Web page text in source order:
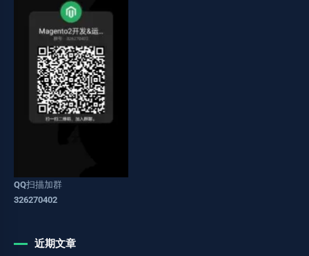
QQ扫描加群
326270402
近期文章